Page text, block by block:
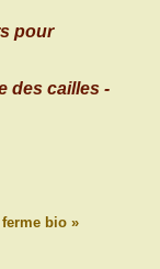
pour
des cailles -
bio »